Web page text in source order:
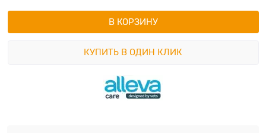
В КОРЗИНУ
КУПИТЬ В ОДИН КЛИК